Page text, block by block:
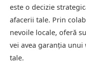
este o decizie
afacerii tale. Prin
nevoile locale, oferă
vei avea garanția
tale.